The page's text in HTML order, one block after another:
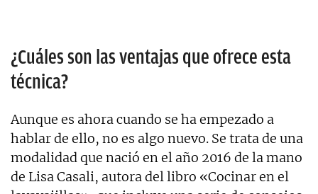
¿Cuáles son las ventajas que ofrece esta
técnica?
Aunque es ahora cuando se ha empezado a
hablar de ello, no es algo nuevo. Se trata de una
modalidad que nació en el año 2016 de la mano
de Lisa Casali, autora del libro «Cocinar en el